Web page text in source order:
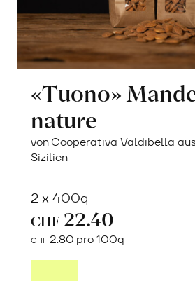
«Tuono»
nature
von Cooperativa Valdibella
Sizilien
2 x 400g
CHF 22.40
CHF 2.80 pro 100g